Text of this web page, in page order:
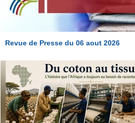
Revue de Presse du 06 aout 2026